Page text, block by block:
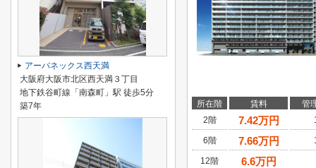
所在階 賃料
管
2階
7.42万円
6階 7.66万円
12階 6.6万円
アーバネックス西天満
大阪府大阪市北区西天満３丁目
地下鉄谷町線「南森町」駅 徒歩5分
築7年